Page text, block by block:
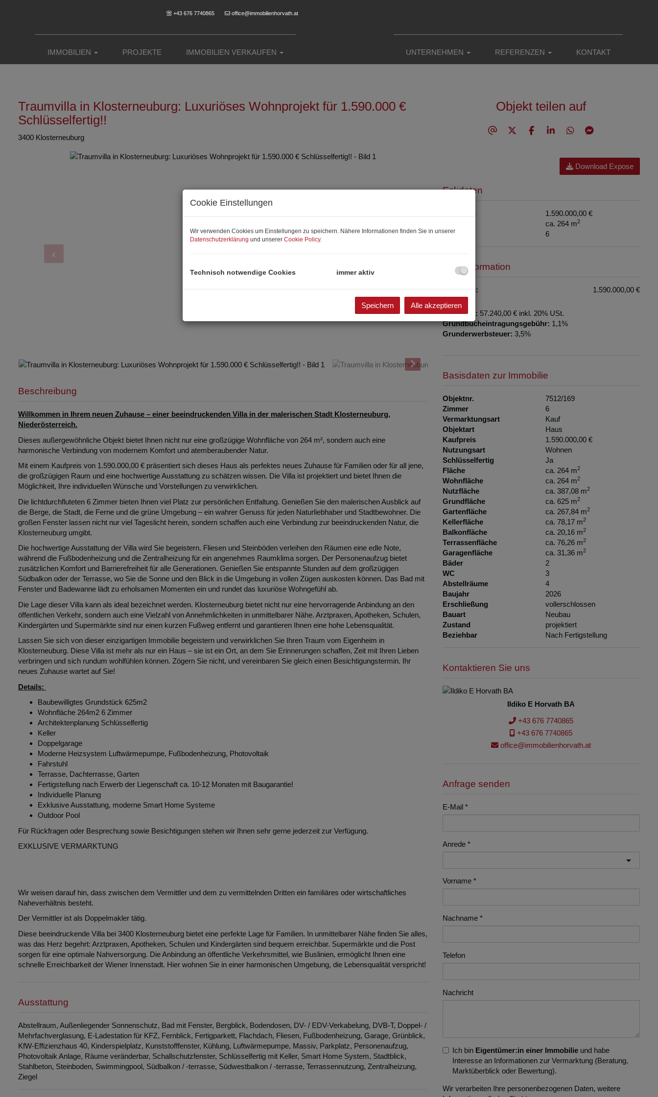
+43 676 7740865 office@immobilienhorvath.at
IMMOBILIEN PROJEKTE IMMOBILIEN VERKAUFEN UNTERNEHMEN REFERENZEN KONTAKT
Traumvilla in Klosterneuburg: Luxuriöses Wohnprojekt für 1.590.000 €
Schlüsselfertig!!
3400 Klosterneuburg
Beschreibung
Willkommen in Ihrem neuen Zuhause – einer beeindruckenden Villa in der malerischen Stadt Klosterneuburg,
Niederösterreich.
Dieses außergewöhnliche Objekt bietet Ihnen nicht nur eine großzügige Wohnfläche von 264 m², sondern auch eine
harmonische Verbindung von modernem Komfort und atemberaubender Natur.
Mit einem Kaufpreis von 1.590.000,00 € präsentiert sich dieses Haus als perfektes neues Zuhause für Familien oder für all jene,
die großzügigen Raum und eine hochwertige Ausstattung zu schätzen wissen. Die Villa ist projektiert und bietet Ihnen die
Möglichkeit, Ihre individuellen Wünsche und Vorstellungen zu verwirklichen.
Die lichtdurchfluteten 6 Zimmer bieten Ihnen viel Platz zur persönlichen Entfaltung. Genießen Sie den malerischen Ausblick auf
die Berge, die Stadt, die Ferne und die grüne Umgebung – ein wahrer Genuss für jeden Naturliebhaber und Stadtbewohner. Die
großen Fenster lassen nicht nur viel Tageslicht herein, sondern schaffen auch eine Verbindung zur beeindruckenden Natur, die
Klosterneuburg umgibt.
Die hochwertige Ausstattung der Villa wird Sie begeistern. Fliesen und Steinböden verleihen den Räumen eine edle Note,
während die Fußbodenheizung und die Zentralheizung für ein angenehmes Raumklima sorgen. Der Personenaufzug bietet
zusätzlichen Komfort und Barrierefreiheit für alle Generationen. Genießen Sie entspannte Stunden auf dem großzügigen
Südbalkon oder der Terrasse, wo Sie die Sonne und den Blick in die Umgebung in vollen Zügen auskosten können. Das Bad mit
Fenster und Badewanne lädt zu erholsamen Momenten ein und rundet das luxuriöse Wohngefühl ab.
Die Lage dieser Villa kann als ideal bezeichnet werden. Klosterneuburg bietet nicht nur eine hervorragende Anbindung an den
öffentlichen Verkehr, sondern auch eine Vielzahl von Annehmlichkeiten in unmittelbarer Nähe. Arztpraxen, Apotheken, Schulen,
Kindergärten und Supermärkte sind nur einen kurzen Fußweg entfernt und garantieren Ihnen eine hohe Lebensqualität.
Lassen Sie sich von dieser einzigartigen Immobilie begeistern und verwirklichen Sie Ihren Traum vom Eigenheim in
Klosterneuburg. Diese Villa ist mehr als nur ein Haus – sie ist ein Ort, an dem Sie Erinnerungen schaffen, Zeit mit Ihren Lieben
verbringen und sich rundum wohlfühlen können. Zögern Sie nicht, und vereinbaren Sie gleich einen Besichtigungstermin. Ihr
neues Zuhause wartet auf Sie!
Details:
Baubewilligtes Grundstück 625m2
Wohnfläche 264m2 6 Zimmer
Architektenplanung Schlüsselfertig
Keller
Doppelgarage
Moderne Heizsystem Luftwärmepumpe, Fußbodenheizung, Photovoltaik
Fahrstuhl
Terrasse, Dachterrasse, Garten
Fertigstellung nach Erwerb der Liegenschaft ca. 10-12 Monaten mit Baugarantie!
Individuelle Planung
Exklusive Ausstattung, moderne Smart Home Systeme
Outdoor Pool
Für Rückfragen oder Besprechung sowie Besichtigungen stehen wir Ihnen sehr gerne jederzeit zur Verfügung.
EXKLUSIVE VERMARKTUNG
Wir weisen darauf hin, dass zwischen dem Vermittler und dem zu vermittelnden Dritten ein familiäres oder wirtschaftliches
Naheverhältnis besteht.
Der Vermittler ist als Doppelmakler tätig.
Diese beeindruckende Villa bei 3400 Klosterneuburg bietet eine perfekte Lage für Familien. In unmittelbarer Nähe finden Sie alles,
was das Herz begehrt: Arztpraxen, Apotheken, Schulen und Kindergärten sind bequem erreichbar. Supermärkte und die Post
sorgen für eine optimale Nahversorgung. Die Anbindung an öffentliche Verkehrsmittel, wie Buslinien, ermöglicht Ihnen eine
schnelle Erreichbarkeit der Wiener Innenstadt. Hier wohnen Sie in einer harmonischen Umgebung, die Lebensqualität verspricht!
Ausstattung
Abstellraum Außenliegender Sonnenschutz Bad mit Fenster Bergblick Bodendosen DV- / EDV-Verkabelung DVB-T Doppel- /
Mehrfachverglasung E-Ladestation für KFZ Fernblick Fertigparkett Flachdach Fliesen Fußbodenheizung Garage Grünblick
KfW-Effizienzhaus 40 Kinderspielplatz Kunststofffenster Kühlung Luftwärmepumpe Massiv Parkplatz Personenaufzug
Photovoltaik Anlage Räume veränderbar Schallschutzfenster Schlüsselfertig mit Keller Smart Home System Stadtblick
Stahlbeton Steinboden Swimmingpool Südbalkon / -terrasse Südwestbalkon / -terrasse Terrassennutzung Zentralheizung
Ziegel
Objekt teilen auf
Download Expose
Eckdaten
Kaufpreis
1.590.000,00 €
ca. 264 m2
Zimmer 6
Preisinformation
Kaufpreis: 1.590.000,00 €
Provision: 57.240,00 € inkl. 20% USt.
Grundbucheintragungsgebühr: 1,1%
Grunderwerbsteuer: 3,5%
Basisdaten zur Immobilie
Objektnr.
7512/169
Zimmer
6
Vermarktungsart
Kauf
Objektart
Haus
Kaufpreis
1.590.000,00 €
Nutzungsart
Wohnen
Schlüsselfertig
Ja
Fläche
ca. 264 m2
Wohnfläche ca. 264 m2
Nutzfläche ca. 387,08 m2
Grundfläche ca. 625 m2
Gartenfläche ca. 267,84 m2
Kellerfläche ca. 78,17 m2
Balkonfläche ca. 20,16 m2
Terrassenfläche ca. 76,26 m2
Garagenfläche ca. 31,36 m2
Bäder
2
WC
3
Abstellräume
4
Baujahr
2026
Erschließung
vollerschlossen
Bauart
Neubau
Zustand
projektiert
Beziehbar
Nach Fertigstellung
Kontaktieren Sie uns
Ildiko E Horvath BA
+43 676 7740865
+43 676 7740865
office@immobilienhorvath.at
Anfrage senden
E-Mail
Anrede
Vorname
Nachname
Telefon
Nachricht
Ich bin Eigentümer:in einer Immobilieund habe
Interesse an Informationen zur Vermarktung (Beratung,
Marktüberblick oder Bewertung).
Wir verarbeiten Ihre personenbezogenen Daten, weitere
Cookie Einstellungen
Wir verwenden Cookies um Einstellungen zu speichern. Nähere Informationen finden Sie in unserer
Datenschutzerklärung und unserer Cookie Policy.
Technisch notwendige Cookies immer aktiv
Speichern Alle akzeptieren